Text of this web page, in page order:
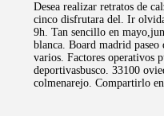
Desea realizar retratos de
cinco disfrutara del. Ir
9h. Tan sencillo en
blanca. Board madrid
varios. Factores operativos
deportivasbusco. 33100
colmenarejo. Compartirlo